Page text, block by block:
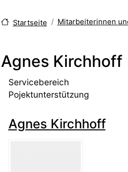
Startseite Mitarbeiterinnen
Agnes Kirchhoff
Servicebereich
Pojektunterstützung
Agnes Kirchhoff